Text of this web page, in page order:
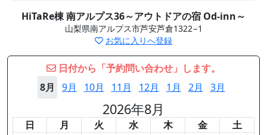
HiTaRe棟 南アルプス36～アウトドアの宿 Od-inn～
山梨県南アルプス市芦安芦倉1322−1
お気に入りへ登録
日付から「予約問い合わせ」します。
8月
9月 10月 11月 12月 1月 2月 3月
2026年8月
日 月 火 水 木 金
土